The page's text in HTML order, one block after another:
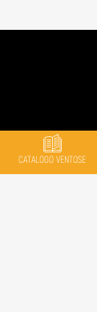
CATALOGO VENTOSE